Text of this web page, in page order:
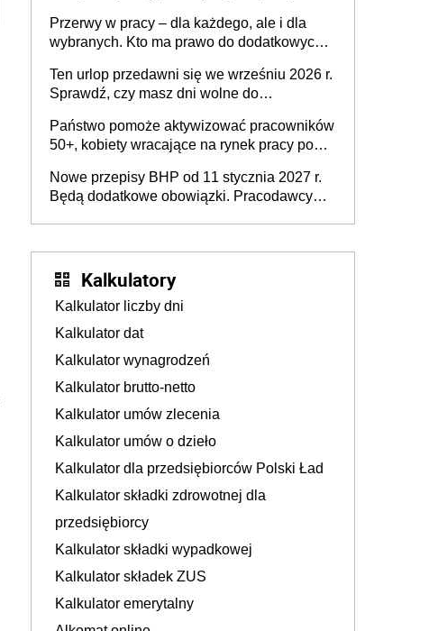
dofinansowań czy refundacji, ale bariery po
stronie systemu i świadomości
pracodawców [WYWIAD]
Przerwy w pracy – dla każdego, ale i dla
wybranych. Kto ma prawo do dodatkowych
Ten urlop przedawni się we wrześniu 2026 r.
Sprawdź, czy masz dni wolne do
Państwo pomoże aktywizować pracowników
50+, kobiety wracające na rynek pracy po
osoby neuroatypowe. Powstanie Fundusz
na rzecz Inkluzywności w Zatrudnianiu?
Nowe przepisy BHP od 11 stycznia 2027 r.
Będą dodatkowe obowiązki. Pracodawcy
Kalkulatory
Kalkulator liczby dni
Kalkulator dat
Kalkulator wynagrodzeń
Kalkulator brutto-netto
Kalkulator umów zlecenia
Kalkulator umów o dzieło
Kalkulator dla przedsiębiorców Polski Ład
Kalkulator składki zdrowotnej dla
przedsiębiorcy
Kalkulator składki wypadkowej
Kalkulator składek ZUS
Kalkulator emerytalny